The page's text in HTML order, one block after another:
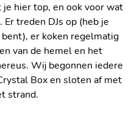
hier top, en ook voor wat
treden DJs op (heb je
er koken regelmatig
van de hemel en het
Wij begonnen iedere
Box en sloten af met
strand.
PRIVÉ
UIT
EN NOG